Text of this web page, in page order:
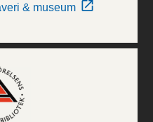
& museum